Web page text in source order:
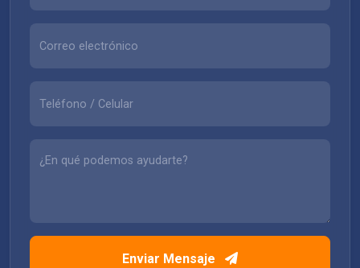
Enviar Mensaje